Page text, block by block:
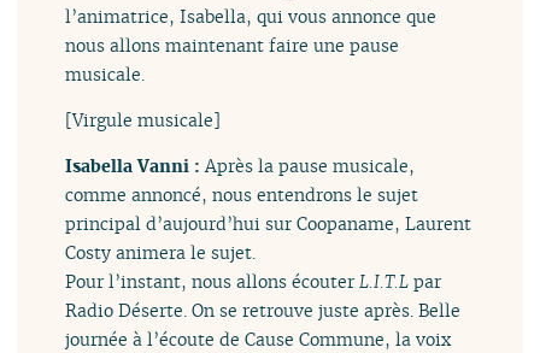
l’animatrice, Isabella, qui vous annonce que
nous allons maintenant faire une pause
musicale.
[Virgule musicale]
Isabella Vanni :Après la pause musicale,
comme annoncé, nous entendrons le sujet
principal d’aujourd’hui sur Coopaname, Laurent
Costy animera le sujet.
Pour l’instant, nous allons écouterL​.​I​.​T​.​L par
Radio Déserte. On se retrouve juste après. Belle
journée à l’écoute de Cause Commune, la voix